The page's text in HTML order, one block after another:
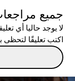
جميع
لا يوجد حاليا أي
اكتب تعليقًا لتحظى